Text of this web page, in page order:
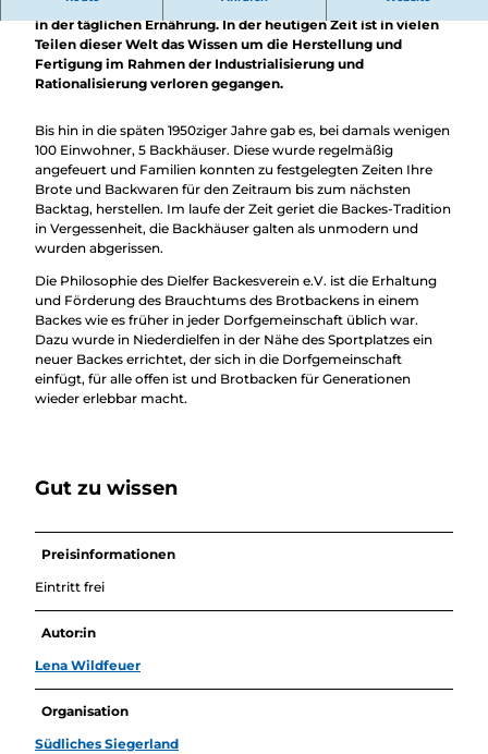
Überblick
Camping &
Wohnmobil
Trekkingplätze
Nachhaltig
bei uns
unterwegs
Brotbacken ist eines der ältesten Bedürfnisse des Menschen
in der täglichen Ernährung. In der heutigen Zeit ist in vielen
Teilen dieser Welt das Wissen um die Herstellung und
Fertigung im Rahmen der Industrialisierung und
Rationalisierung verloren gegangen.
Bis hin in die späten 1950ziger Jahre gab es, bei damals wenigen
100 Einwohner, 5 Backhäuser. Diese wurde regelmäßig
angefeuert und Familien konnten zu festgelegten Zeiten Ihre
Brote und Backwaren für den Zeitraum bis zum nächsten
Backtag, herstellen. Im laufe der Zeit geriet die Backes-Tradition
in Vergessenheit, die Backhäuser galten als unmodern und
wurden abgerissen.
Die Philosophie des Dielfer Backesverein e.V. ist die Erhaltung
und Förderung des Brauchtums des Brotbackens in einem
Backes wie es früher in jeder Dorfgemeinschaft üblich war.
Dazu wurde in Niederdielfen in der Nähe des Sportplatzes ein
neuer Backes errichtet, der sich in die Dorfgemeinschaft
einfügt, für alle offen ist und Brotbacken für Generationen
wieder erlebbar macht.
Gut zu wissen
Preisinformationen
Eintritt frei
Autor:in
Lena Wildfeuer
Organisation
Südliches Siegerland